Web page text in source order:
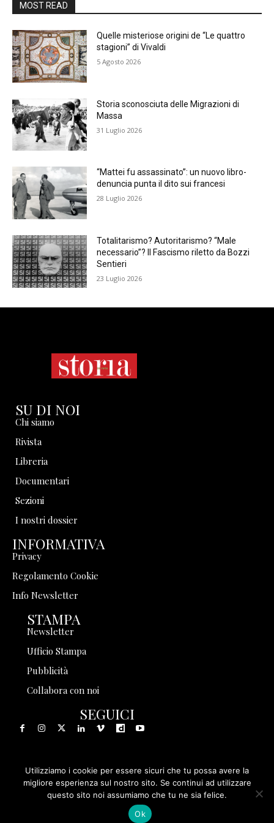
MOST READ
Quelle misteriose origini de “Le quattro
stagioni” di Vivaldi
5 Agosto 2026
Storia sconosciuta delle Migrazioni di
Massa
31 Luglio 2026
“Mattei fu assassinato”: un nuovo libro-
denuncia punta il dito sui francesi
28 Luglio 2026
Totalitarismo? Autoritarismo? “Male
necessario”? Il Fascismo riletto da Bozzi
Sentieri
23 Luglio 2026
SU DI NOI
Chi siamo
Rivista
Libreria
Documentari
Sezioni
I nostri dossier
INFORMATIVA
Privacy
Regolamento Cookie
Info Newsletter
STAMPA
Newsletter
Ufficio Stampa
Pubblicità
Collabora con noi
SEGUICI
© 1999 - 2025 Storia in Rete Srl - Tutti i diritti riservati - P.
IVA 08570971005
Utilizziamo i cookie per essere sicuri che tu possa avere la
migliore esperienza sul nostro sito. Se continui ad utilizzare
questo sito noi assumiamo che tu ne sia felice.
Ok